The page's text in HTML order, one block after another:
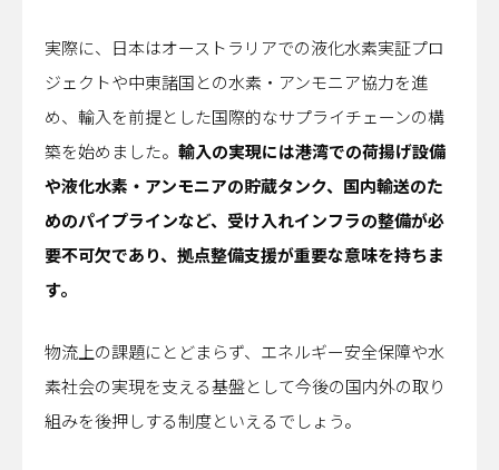
実際に、日本はオーストラリアでの液化水素実証プロ
ジェクトや中東諸国との水素・アンモニア協力を進
め、輸入を前提とした国際的なサプライチェーンの構
築を始めました。 輸入の実現には港湾での荷揚げ設備
や液化水素・アンモニアの貯蔵タンク、国内輸送のた
めのパイプラインなど、受け入れインフラの整備が必
要不可欠であり、拠点整備支援が重要な意味を持ちま
す。
物流上の課題にとどまらず、エネルギー安全保障や水
素社会の実現を支える基盤として今後の国内外の取り
組みを後押しする制度といえるでしょう。